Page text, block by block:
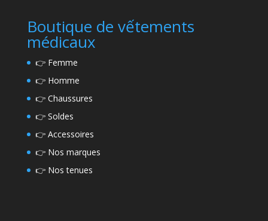
Boutique de vếtements
médicaux
👉 Femme
👉 Homme
👉 Chaussures
👉 Soldes
👉 Accessoires
👉 Nos marques
👉 Nos tenues